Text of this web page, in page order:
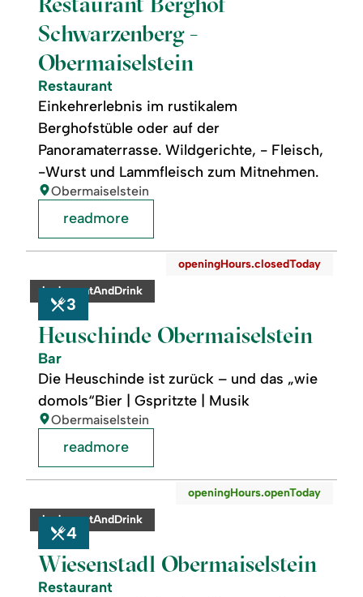
Schwarzenberg -
Obermaiselstein
Restaurant
Einkehrerlebnis im rustikalem
Berghofstüble oder auf der
Panoramaterrasse. Wildgerichte, - Fleisch,
-Wurst und Lammfleisch zum Mitnehmen.
location:
Obermaiselstein
readmore
category:
badge.eatAndDrink
openingHours.closedToday
3
Heuschinde Obermaiselstein
Bar
Die Heuschinde ist zurück – und das „wie
domols“Bier | Gspritzte | Musik
location:
Obermaiselstein
readmore:
Obermaiselstein
readmore
category:
badge.eatAndDrink
openingHours.openToday
4
Wiesenstadl Obermaiselstein
Restaurant
readmore:
Obermaiselstein